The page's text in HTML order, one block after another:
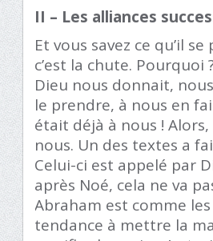
II – Les alliances
Et vous savez ce qu’il
c’est la chute. Pourquoi
Dieu nous donnait,
le prendre, à nous en
était déjà à nous !
nous. Un des textes a
Celui-ci est appelé par
après Noé, cela ne va
Abraham est comme
tendance à mettre la